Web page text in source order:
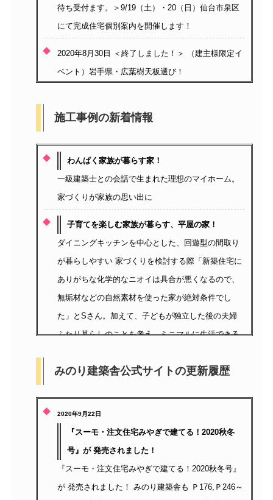
待ち受付ます。＞9/19（土）・20（日）仙台市泉区
にて完成住宅個別案内を開催します！
2020年8月30日 ＜終了しました！＞ （建主様限定イ
ベント）岩手県・広葉樹天板選び！
施工事例の新着情報
わんぱく家族が暮らす家！
一級建築士との会話で生まれた理想のマイホーム。
家づくりが家族の思い出に
子育てを楽しむ家族が暮らす、平屋の家！
ダイニングキッチンを中心とした、回遊型の間取り
が暮らしやすい 家づくりを検討する際「新築住宅に
ありがちな化学的なニオイは具合が悪くなるので、
無垢材などの自然素材を使った家が絶対条件でし
た」とSさん。加えて、子どもが独立した後の夫婦
ふたり暮らしのことを考え、ミニマルに生活できる
みのり建築舎公式サイトの更新履歴
2020年9月22日
『スーモ・注文住宅みやぎで建てる！2020秋冬
号』が 発売されました！
『スーモ・注文住宅みやぎで建てる！2020秋冬号』
が 発売されました！ みのり建築舎も Ｐ176,Ｐ246～